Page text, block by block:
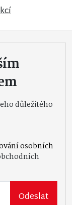
důležitého
osobních
Odeslat